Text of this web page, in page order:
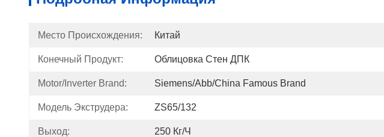
Место Происхождения: Китай
Конечный Продукт: Облицовка Стен ДПК
Motor/Inverter Brand: Siemens/Abb/China Famous Brand
Модель Экструдера: ZS65/132
Выход: 250 Кг/ч